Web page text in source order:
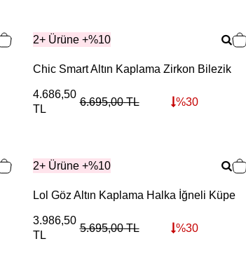
2+ Ürüne +%10
Chic Smart Altın Kaplama Zirkon Bilezik
4.686,50
TL
6.695,00TL %30
2+ Ürüne +%10
Lol Göz Altın Kaplama Halka İğneli Küpe
3.986,50
TL
5.695,00TL %30